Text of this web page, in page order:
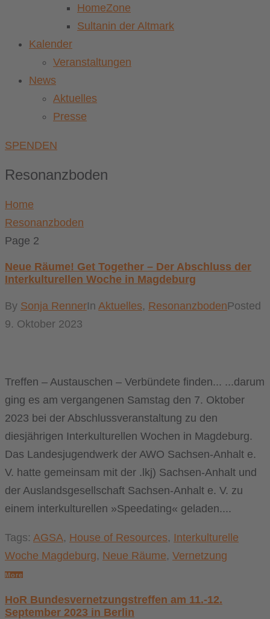
HomeZone
Sultanin der Altmark
Kalender
Veranstaltungen
News
Aktuelles
Presse
SPENDEN
Resonanzboden
Home
Resonanzboden
Page 2
Neue Räume! Get Together – Der Abschluss der
Interkulturellen Woche in Magdeburg
By Sonja RennerIn Aktuelles, ResonanzbodenPosted
9. Oktober 2023
Treffen – Austauschen – Verbündete finden... ...darum
ging es am vergangenen Samstag den 7. Oktober
2023 bei der Abschlussveranstaltung zu den
diesjährigen Interkulturellen Wochen in Magdeburg.
Das Landesjugendwerk der AWO Sachsen-Anhalt e.
V. hatte gemeinsam mit der .lkj) Sachsen-Anhalt und
der Auslandsgesellschaft Sachsen-Anhalt e. V. zu
einem interkulturellen »Speedating« geladen....
Tags: AGSA, House of Resources, Interkulturelle
Woche Magdeburg, Neue Räume, Vernetzung
More
HoR Bundesvernetzungstreffen am 11.-12.
September 2023 in Berlin